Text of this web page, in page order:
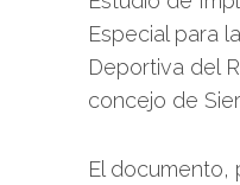
Especial para
Deportiva del
concejo de
El documento,